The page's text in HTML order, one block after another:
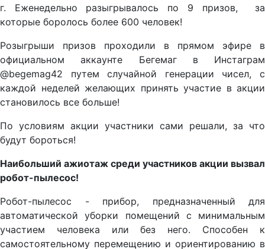
г. Еженедельно разыгрывалось по 9 призов, за
которые боролось более 600 человек!
Розыгрыши призов проходили в прямом эфире в
официальном аккаунте Бегемаг в Инстаграм
@begemag42 путем случайной генерации чисел, с
каждой неделей желающих принять участие в акции
становилось все больше!
По условиям акции участники сами решали, за что
будут бороться!
Наибольший ажиотаж среди участников акции вызвал
робот-пылесос!
Робот-пылесос - прибор, предназначенный для
автоматической уборки помещений с минимальным
участием человека или без него. Способен к
самостоятельному перемещению и ориентированию в